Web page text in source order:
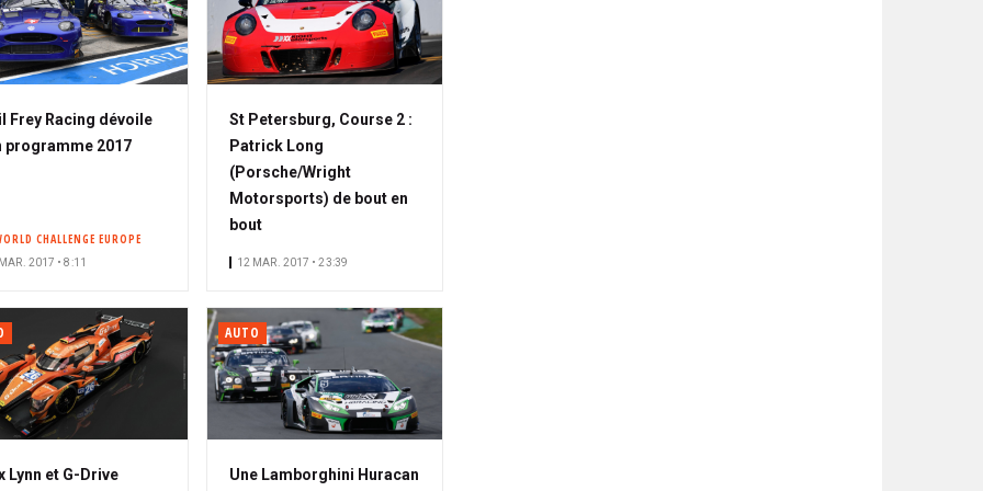
Frey Racing dévoile
programme 2017
CHALLENGE EUROPE
2017 • 8:11
St Petersburg, Course 2 :
Patrick Long
(Porsche/Wright
Motorsports) de bout en
bout
12 MAR. 2017 • 23:39
Lynn et G-Drive
AUTO
Une Lamborghini Huracan